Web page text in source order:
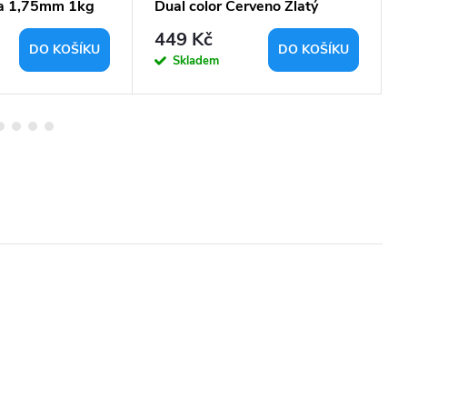
1,75mm 1kg
DO KOŠÍKU
Dual color Červeno Zlatý
1,75mm 1kg
449 Kč
Skladem
DO KOŠÍKU